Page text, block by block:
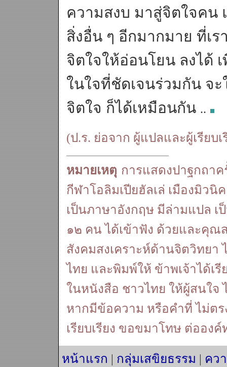
ความสงบ มาสู่จิตใจคน
สิ่งอื่น ๆ อีกมากมาย ที่เ
จิตใจให้อ่อนโยน ลงได้
ในใจที่ชัดเจนร่วมกัน จ
จิตใจ ก็ได้เหมือนกัน ..
(ป.ร. ย่อจาก ผู้แปลและผู้เรียบเ
หมายเหตุ การแสดงปาฐกถา
กีฬาโอลิมเปียฮัลเล่ เมืองมิว
เป็นภาษาอังกฤษ มีล่ามแปล
๑๒ คน ได้เข้าฟัง ด้วยและคุณ
สังคมสงเคราะห์ด้านจิตวิทยา
ไทย และพิมพ์ให้ ข้าพเจ้าได้เ
ในหนังสือ ชาวไทย ให้ผู้สนใจ
หากมีข้อความ หรือคำที่ ไม่ต
เรียบเรียง ขอขมาโทษ ต่ออง
หน้าแรก | กลุ่มเสขิยธรรม | คว